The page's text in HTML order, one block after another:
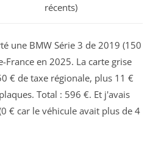
récents)
une BMW Série 3 de 2019 (150
France en 2025. La carte grise
€ de taxe régionale, plus 11 €
Total : 596 €. Et j'avais
€ car le véhicule avait plus de 4